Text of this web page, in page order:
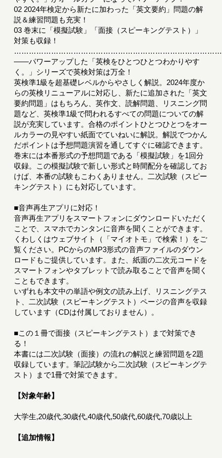
02 2024年検定から新たに加わった「英文要約」問題の解
説＆練習問題も充実！
03 巻末に「模擬試験」「面接（スピーキングテスト）」
対策も収録！
――パワーアップした「英検をひとつひとつわかりやす
く。」シリーズで英検対策は万全！
英検準1級を超基礎レベルからやさしく解説。2024年度か
らの英検リニューアルに対応し、新たに追加された「英文
要約問題」はもちろん、英作文、読解問題、リスニング問
題など、英検準1級で問われるすべての問題についての解
説が充実しています。合格のポイントひとつひとつをオー
ルカラーの見やすい紙面でていねいに解説。解説でつかん
だポイントは予想問題演習を通してすぐに確認できます。
巻末には本番形式の予想問題である「模擬試験」を1回分
収録。この模擬試験で新しい形式と時間配分を確認してお
けば、本番の試験もこわくありません。二次試験（スピー
キングテスト）にも対応しています。
■音声再生アプリに対応！
音声再生アプリをスマートフォンにダウンロードいただく
ことで、スマホでカンタンに音声を聞くことができます。
くわしくはウェブサイト（「マイオトモ」で検索！）をご
覧ください。PCからのMP3形式の音声ファイルのダウン
ロードもご提供しています。また、紙面の二次元コードを
スマートフォンやタブレットで読み取ることで音声を聞く
こともできます。
いずれも本文中の単語や例文の読み上げ、リスニングテス
ト、二次試験（スピーキングテスト）ページの音声を収録
しています（CDは付属しておりません）。
■この１冊で面接（スピーキングテスト）まで対策でき
る！
本書には二次試験（面接）の流れの解説と練習問題を2題
収録しています。筆記試験から二次試験（スピーキングテ
スト）まで1冊で対策できます。
【対象年齢】
大学生,20歳代,30歳代,40歳代,50歳代,60歳代,70歳以上
【追加情報】